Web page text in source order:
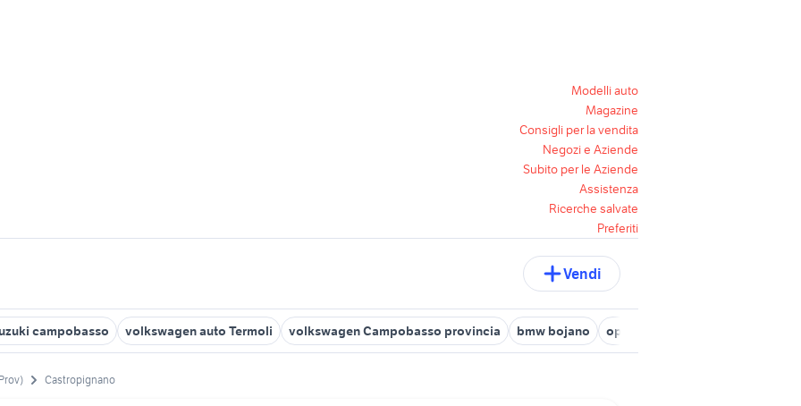
Modelli auto
Magazine
Consigli per la vendita
Negozi e Aziende
Subito per le Aziende
Assistenza
Ricerche salvate
Preferiti
Vendi
campobasso volkswagen auto Termoli volkswagen Campobasso provincia bmw bojano opel campobasso
Castropignano